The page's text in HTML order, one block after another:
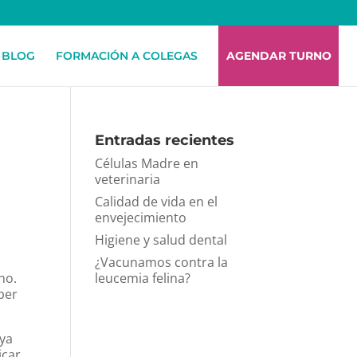
BLOG FORMACIÓN A COLEGAS AGENDAR TURNO
Entradas recientes
Células Madre en
veterinaria
Calidad de vida en el
envejecimiento
Higiene y salud dental
¿Vacunamos contra la
leucemia felina?